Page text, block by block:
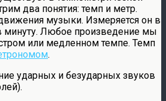
два понятия: темп и метр.
музыки. Измеряется он в
минуту. Любое произведение мы
или медленном темпе. Темп
.
ударных и безударных звуков